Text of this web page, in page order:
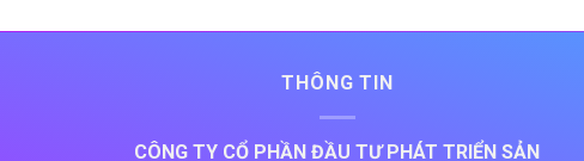
THÔNG TIN
CÔNG TY CỔ PHẦN ĐẦU TƯ PHÁT TRIỂN SẢN